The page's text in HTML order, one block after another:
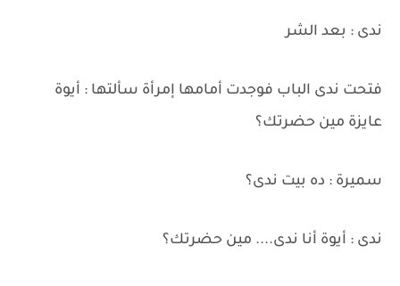
ندى : بعد الشر
فتحت ندى الباب فوجدت أمامها إمرأة سألتها : أيوة
عايزة مين حضرتك؟
سميرة : ده بيت ندى؟
ندى : أيوة أنا ندى.... مين حضرتك؟